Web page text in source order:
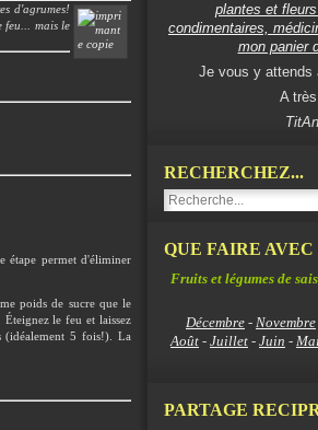
d'agrumes!
feu... mais le
étape permet d'éliminer
poids de sucre que le
le feu et laissez
(idéalement 5 fois!). La
plantes et
condimentaires,
mon panier
Je vous y attends
A
RECHERCHEZ...
QUE FAIRE AVEC
Fruits et légumes de
Décembre - Novembre
Août - Juillet - Juin - Mai
PARTAGE